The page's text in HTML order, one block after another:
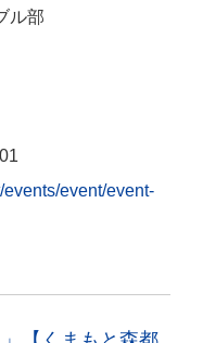
ル部
event/event-